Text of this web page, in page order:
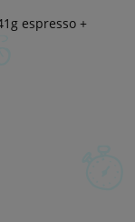
espresso +